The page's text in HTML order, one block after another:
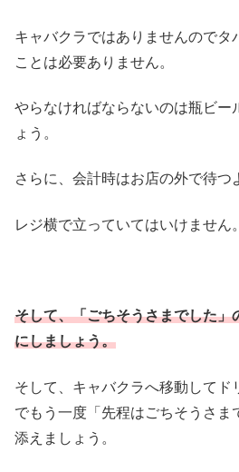
キャバクラではありませんのでタ
ことは必要ありません。
やらなければならないのは瓶ビー
ょう。
さらに、会計時はお店の外で待つ
レジ横で立っていてはいけません。
そして、「ごちそうさまでした」
にしましょう。
そして、キャバクラへ移動してド
でもう一度「先程はごちそうさま
添えましょう。